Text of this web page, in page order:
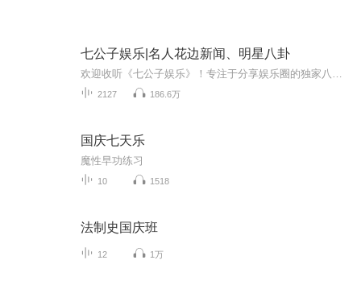
七公子娱乐|名人花边新闻、明星八卦
2127 186.6万
国庆七天乐
魔性早功练习
10 1518
法制史国庆班
12 1万